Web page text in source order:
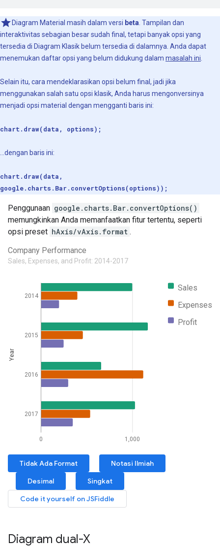
Diagram Material masih dalam versi beta . Tampilan dan
interaktivitas sebagian besar sudah final, tetapi banyak opsi yang
tersedia di Diagram Klasik belum tersedia di dalamnya. Anda dapat
menemukan daftar opsi yang belum didukung dalam masalah ini
Selain itu, cara mendeklarasikan opsi belum final, jadi jika
menggunakan salah satu opsi klasik, Anda harus mengonversinya
menjadi opsi material dengan mengganti baris ini:
chart.draw(data, options);
...dengan baris ini:
chart.draw(data,
google.charts.Bar.convertOptions(options));
Penggunaan google.charts.Bar.convertOptions()
memungkinkan Anda memanfaatkan fitur tertentu, seperti
opsi preset hAxis/vAxis.format .
Diagram dual-X